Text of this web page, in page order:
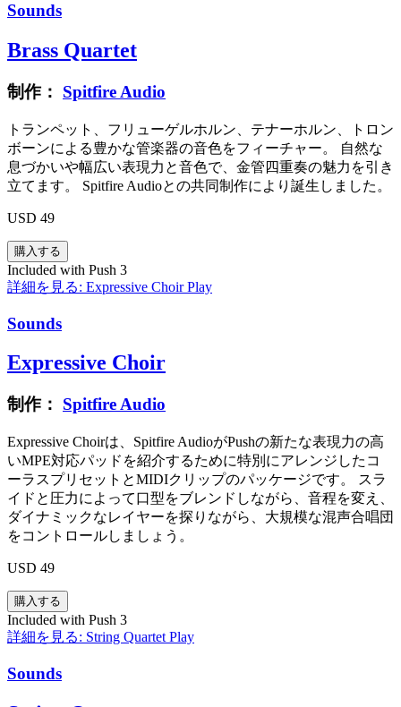
Sounds
Brass Quartet
制作： Spitfire Audio
トランペット、フリューゲルホルン、テナーホルン、トロン
ボーンによる豊かな管楽器の音色をフィーチャー。 自然な
息づかいや幅広い表現力と音色で、金管四重奏の魅力を引き
立てます。 Spitfire Audioとの共同制作により誕生しました。
USD 49
Included with Push 3
詳細を見る: Expressive ChoirPlay
Sounds
Expressive Choir
制作： Spitfire Audio
Expressive Choirは、Spitfire AudioがPushの新たな表現力の高
いMPE対応パッドを紹介するために特別にアレンジしたコ
ーラスプリセットとMIDIクリップのパッケージです。 スラ
イドと圧力によって口型をブレンドしながら、音程を変え、
ダイナミックなレイヤーを探りながら、大規模な混声合唱団
をコントロールしましょう。
USD 49
Included with Push 3
詳細を見る: String Quartet Play
Sounds